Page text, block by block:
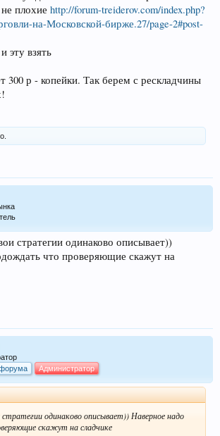
плохие http://forum-treiderov.com/index.php?
на-Московской-бирже.27/page-2#post-
эту взять
300 р - копейки. Так берем с рескладчины
стратегии одинаково описывает))
что проверяющие скажут на
Администратор
стратегии одинаково описывает)) Наверное надо
скажут на сладчике